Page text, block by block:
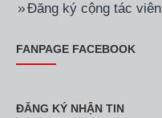
Đăng ký cộng tác viên
FANPAGE FACEBOOK
ĐĂNG KÝ NHẬN TIN